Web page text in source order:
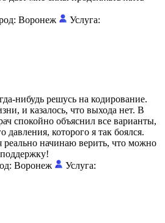
Воронеж
Услуга:
нибудь решусь на кодирование.
и казалось, что выхода нет. В
спокойно объяснил все варианты,
давления, которого я так боялся.
начинаю верить, что можно
Воронеж
Услуга: